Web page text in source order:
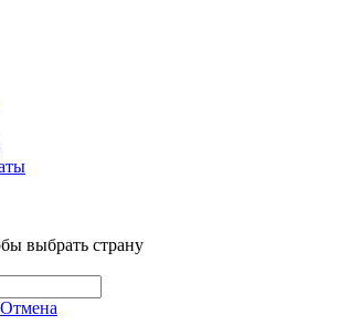
выбрать страну
Отмена